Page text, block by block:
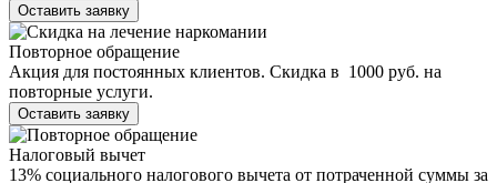
Оставить заявку
Повторное обращение
Акция для постоянных клиентов. Скидка в 1000 руб. на
повторные услуги.
Оставить заявку
Налоговый вычет
13% социального налогового вычета от потраченной суммы за